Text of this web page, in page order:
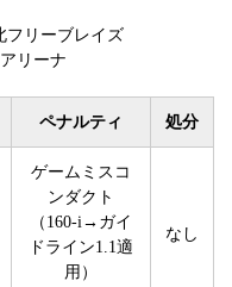
フリーブレイズ
リーナ
ペナルティ 処分
ゲームミスコ
ンダクト
（160-i→ガイ
ドライン1.1適
用）
なし